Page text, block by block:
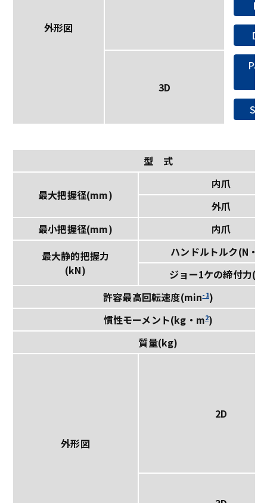
外形図
3D
型 式
最大把握径(mm)
内爪
外爪
最小把握径(mm)
内爪
最大静的把握力
(kN)
ハンドルトルク(N・
ジョー1ケの締付力
許容最高回転速度(min-1)
慣性モーメント(kg・m2)
質量(kg)
外形図
2D